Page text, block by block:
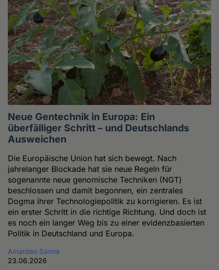
Neue Gentechnik in Europa: Ein
überfälliger Schritt – und Deutschlands
Ausweichen
Die Europäische Union hat sich bewegt. Nach
jahrelanger Blockade hat sie neue Regeln für
sogenannte neue genomische Techniken (NGT)
beschlossen und damit begonnen, ein zentrales
Dogma ihrer Technologiepolitik zu korrigieren. Es ist
ein erster Schritt in die richtige Richtung. Und doch ist
es noch ein langer Weg bis zu einer evidenzbasierten
Politik in Deutschland und Europa.
Amardeo Sarma
23.06.2026